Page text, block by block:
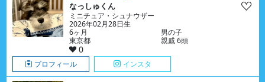
なっしゅくん
ミニチュア・シュナウザー
2026年02月28日生
6ヶ月
男の子
東京都
親戚 6頭
0
プロフィール インスタ